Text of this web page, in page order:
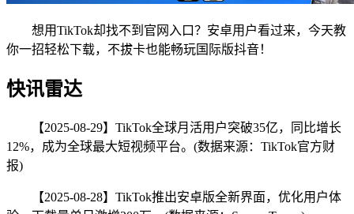
想用TikTok却找不到官网入口？安卓用户看过来，今天教
你一招轻松下载，不拔卡也能畅玩国际版抖音！
快讯雷达
【2025-08-29】TikTok全球月活用户突破35亿，同比增长
12%，成为全球最大短视频平台。(数据来源：TikTok官方财
报)
【2025-08-28】TikTok推出安卓版全新界面，优化用户体